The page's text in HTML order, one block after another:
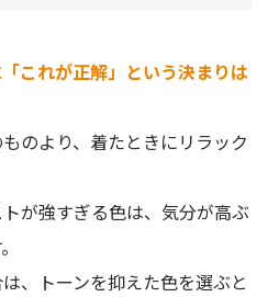
これが正解」という決まりは
のより、着たときにリラック
が強すぎる色は、気分が高ぶ
、トーンを抑えた色を選ぶと